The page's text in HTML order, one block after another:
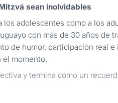
sean inolvidables
adolescentes como a los
con más de 30 años de
de humor, participación real e
el momento.
y termina como un